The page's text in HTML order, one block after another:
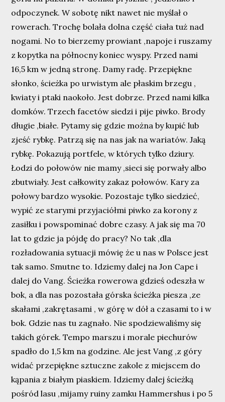
odpoczynek. W sobotę nikt nawet nie myślał o
rowerach. Trochę bolała dolna część ciała tuż nad
nogami. No to bierzemy prowiant ,napoje i ruszamy
z kopytka na północny koniec wyspy. Przed nami
16,5 km w jedną stronę. Damy radę. Przepiękne
słonko, ścieżka po urwistym ale płaskim brzegu ,
kwiaty i ptaki naokoło. Jest dobrze. Przed nami kilka
domków. Trzech facetów siedzi i pije piwko. Brody
długie ,białe. Pytamy się gdzie można by kupić lub
zjeść rybkę. Patrzą się na nas jak na wariatów. Jaką
rybkę. Pokazują portfele, w których tylko dziury.
Łodzi do połowów nie mamy ,sieci się porwały albo
zbutwiały. Jest całkowity zakaz połowów. Kary za
połowy bardzo wysokie. Pozostaje tylko siedzieć,
wypić ze starymi przyjaciółmi piwko za korony z
zasiłku i powspominać dobre czasy. A jak się ma 70
lat to gdzie ja pójdę do pracy? No tak ,dla
rozładowania sytuacji mówię że u nas w Polsce jest
tak samo. Smutne to. Idziemy dalej na Jon Cape i
dalej do Vang. Ścieżka rowerowa gdzieś odeszła w
bok, a dla nas pozostała górska ścieżka piesza ,ze
skałami ,zakrętasami , w górę w dół a czasami to i w
bok. Gdzie nas tu zagnało. Nie spodziewaliśmy się
takich górek. Tempo marszu i morale piechurów
spadło do 1,5 km na godzine. Ale jest Vang ,z góry
widać przepiękne sztuczne zakole z miejscem do
kąpania z białym piaskiem. Idziemy dalej ścieżką
pośród lasu ,mijamy ruiny zamku Hammershus i po 5